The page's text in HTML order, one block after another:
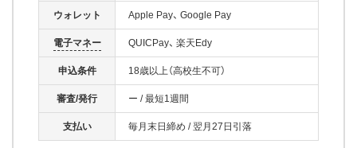
ウォレット Apple Pay Google Pay
電子マネー QUICPay 楽天Edy
申込条件 18歳以上（高校生不可）
審査/発行 ー /最短1週間
支払い 毎月末日締め /翌月27日引落